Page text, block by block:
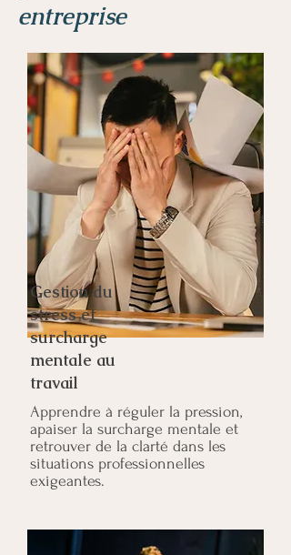
entreprise
Gestion du
stress et
surcharge
mentale au
travail
Apprendre à réguler la pression,
apaiser la surcharge mentale et
retrouver de la clarté dans les
situations professionnelles
exigeantes.